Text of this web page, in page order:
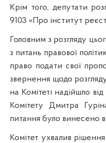
Крім того, депутати
9103 «Про інститут
Головним з розгляду
з питань правової
право подати свої
звернення щодо
на Комітеті надійшло
Комітету Дмитра
питання було винесено
Комітет ухвалив